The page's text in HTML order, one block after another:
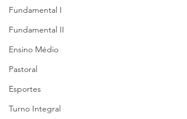
Fundamental I
Fundamental II
Ensino Médio
Pastoral
Esportes
Turno Integral